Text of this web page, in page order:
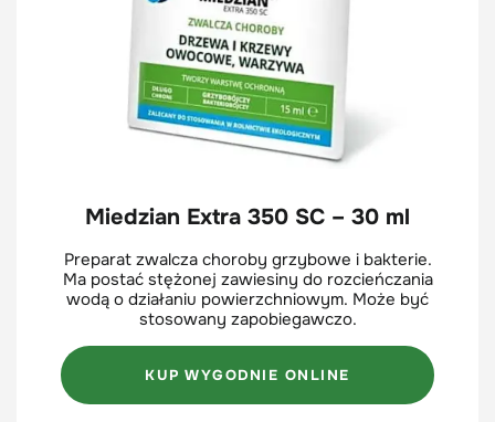
Miedzian Extra 350 SC – 30 ml
Preparat zwalcza choroby grzybowe i bakterie.
Ma postać stężonej zawiesiny do rozcieńczania
wodą o działaniu powierzchniowym. Może być
stosowany zapobiegawczo.
KUP WYGODNIE ONLINE